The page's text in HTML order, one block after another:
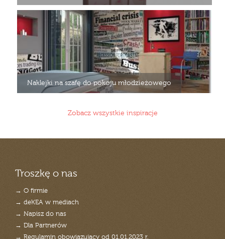
Naklejki na szafę do pokoju młodzieżowego
Zobacz wszystkie inspiracje
Troszkę o nas
→ O firmie
→ deKEA w mediach
→ Napisz do nas
→ Dla Partnerów
→ Regulamin obowiązujący od 01.01.2023 r.